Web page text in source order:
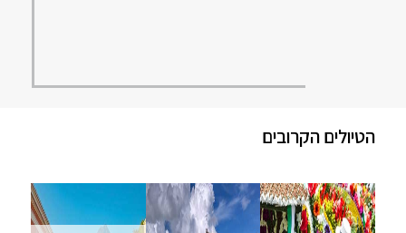
הטיולים הקרובים